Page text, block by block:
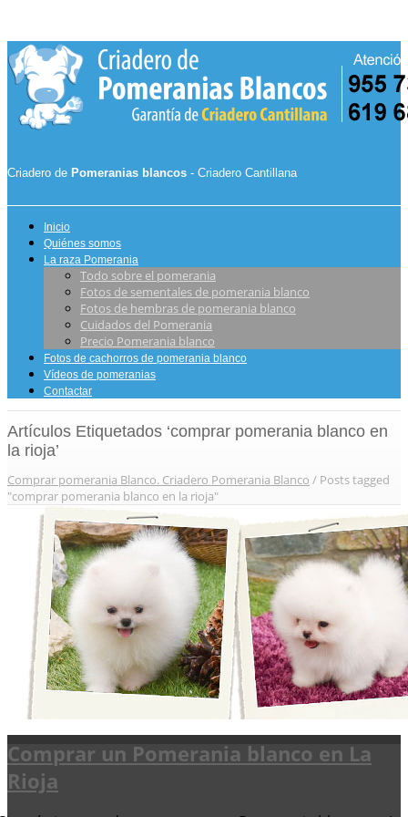
Criadero de Pomeranias blancos - Criadero Cantillana
Inicio
Quiénes somos
La raza Pomerania
Todo sobre el pomerania
Fotos de sementales de pomerania blanco
Fotos de hembras de pomerania blanco
Cuidados del Pomerania
Precio Pomerania blanco
Fotos de cachorros de pomerania blanco
Vídeos de pomeranias
Contactar
Artículos Etiquetados ‘comprar pomerania blanco en
la rioja’
Comprar pomerania Blanco. Criadero Pomerania Blanco / Posts tagged
"comprar pomerania blanco en la rioja"
Comprar un Pomerania blanco en La
Rioja